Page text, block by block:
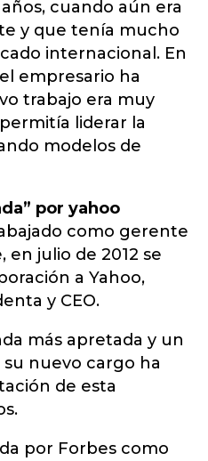
cuando aún era
y que tenía mucho
internacional. En
empresario ha
trabajo era muy
liderar la
modelos de
por yahoo
como gerente
en julio de 2012 se
a Yahoo,
y CEO.
más apretada y un
su nuevo cargo ha
de esta
por Forbes como